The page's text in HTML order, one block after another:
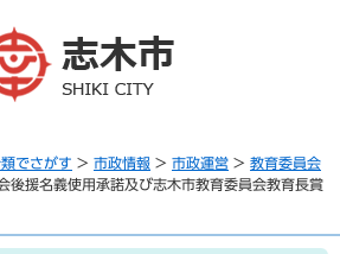
でさがす > 市政情報 > 市政運営 > 教育委員会
後援名義使用承諾及び志木市教育委員会教育長賞